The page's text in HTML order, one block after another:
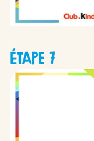
ÉTAPE 7